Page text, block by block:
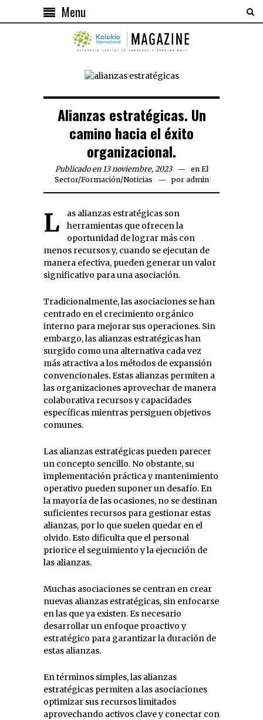
Menu
Alianzas estratégicas. Un
camino hacia el éxito
organizacional.
Publicado en 13 noviembre, 2023 en El
Sector/Formación/Noticias por admin
Las alianzas estratégicas son
herramientas que ofrecen la
oportunidad de lograr más con
menos recursos y, cuando se ejecutan de
manera efectiva, pueden generar un valor
significativo para una asociación.
Tradicionalmente, las asociaciones se han
centrado en el crecimiento orgánico
interno para mejorar sus operaciones. Sin
embargo, las alianzas estratégicas han
surgido como una alternativa cada vez
más atractiva a los métodos de expansión
convencionales. Estas alianzas permiten a
las organizaciones aprovechar de manera
colaborativa recursos y capacidades
específicas mientras persiguen objetivos
comunes.
Las alianzas estratégicas pueden parecer
un concepto sencillo. No obstante, su
implementación práctica y mantenimiento
operativo pueden suponer un desafío. En
la mayoría de las ocasiones, no se destinan
suficientes recursos para gestionar estas
alianzas, por lo que suelen quedar en el
olvido. Esto dificulta que el personal
priorice el seguimiento y la ejecución de
las alianzas.
Muchas asociaciones se centran en crear
nuevas alianzas estratégicas, sin enfocarse
en las que ya existen. Es necesario
desarrollar un enfoque proactivo y
estratégico para garantizar la duración de
estas alianzas.
En términos simples, las alianzas
estratégicas permiten a las asociaciones
optimizar sus recursos limitados
aprovechando activos clave y conectar con